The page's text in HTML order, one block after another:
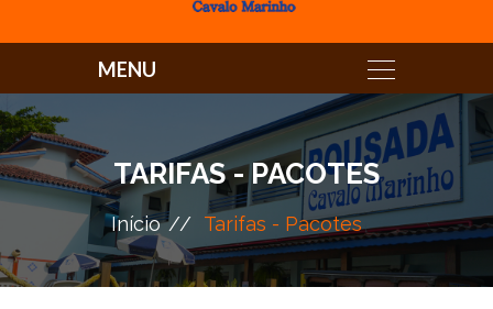
TARIFAS - PACOTES
Início Tarifas - Pacotes